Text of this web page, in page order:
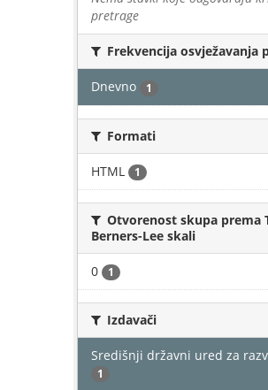
pretrage
Frekvencija osvježavanja
Dnevno 1
Formati
HTML 1
Otvorenost skupa prema
Berners-Lee skali
0 1
Izdavači
Središnji državni ured za
1